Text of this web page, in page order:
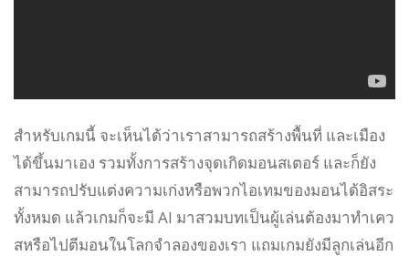
สำหรับเกมนี้ จะเห็นได้ว่าเราสามารถสร้างพื้นที่ และเมือง
ได้ขึ้นมาเอง รวมทั้งการสร้างจุดเกิดมอนสเตอร์ และก็ยัง
สามารถปรับแต่งความเก่งหรือพวกไอเทมของมอนได้อิสระ
ทั้งหมด แล้วเกมก็จะมี AI มาสวมบทเป็นผู้เล่นต้องมาทำเคว
สหรือไปตีมอนในโลกจำลองของเรา แถมเกมยังมีลูกเล่นอีก